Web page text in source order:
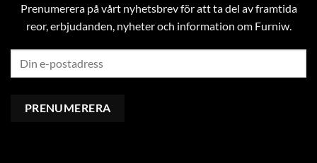
Prenumerera på vårt nyhetsbrev för att ta del av framtida
reor, erbjudanden, nyheter och information om Furniw.